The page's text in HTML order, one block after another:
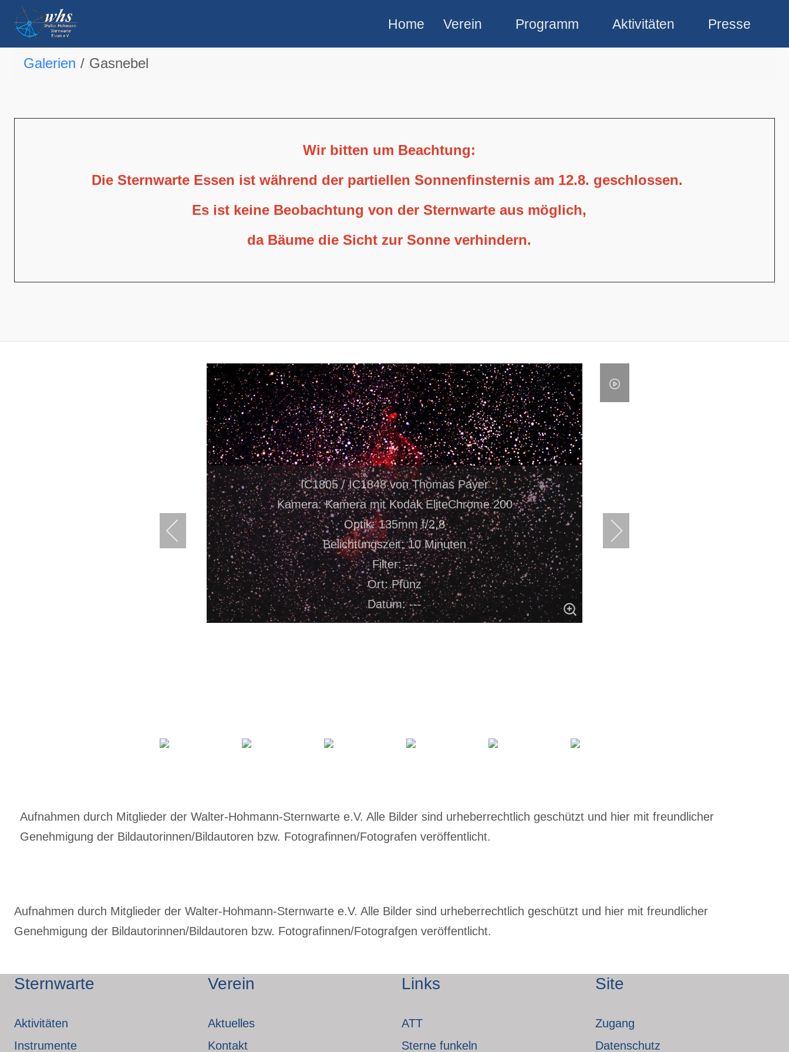
Home Verein Programm Aktivitäten Presse
Galerien Gasnebel
Wir bitten um Beachtung:
Die Sternwarte Essen ist während der partiellen Sonnenfinsternis am 12.8. geschlossen.
Es ist keine Beobachtung von der Sternwarte aus möglich,
da Bäume die Sicht zur Sonne verhindern.
IC1805 / IC1848 von Thomas Payer
Kamera: Kamera mit Kodak EliteChrome 200
Optik: 135mm f/2,8
Belichtungszeit: 10 Minuten
Filter: ---
Ort: Pfünz
Datum: ---
Aufnahmen durch Mitglieder der Walter-Hohmann-Sternwarte e.V. Alle Bilder sind urheberrechtlich geschützt und hier mit freundlicher
Genehmigung der Bildautorinnen/Bildautoren bzw. Fotografinnen/Fotografen veröffentlicht.
Aufnahmen durch Mitglieder der Walter-Hohmann-Sternwarte e.V. Alle Bilder sind urheberrechtlich geschützt und hier mit freundlicher
Genehmigung der Bildautorinnen/Bildautoren bzw. Fotografinnen/Fotografgen veröffentlicht.
Sternwarte
Aktivitäten
Instrumente
Verein
Aktuelles
Kontakt
Links
ATT
Sterne funkeln
Site
Zugang
Datenschutz